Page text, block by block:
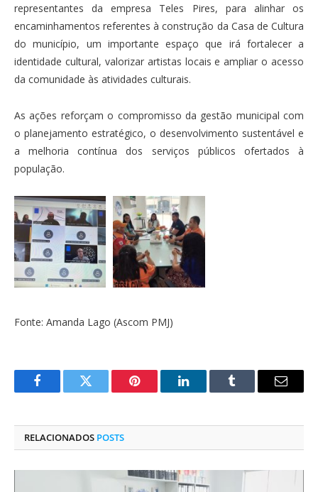
representantes da empresa Teles Pires, para alinhar os
encaminhamentos referentes à construção da Casa de Cultura
do município, um importante espaço que irá fortalecer a
identidade cultural, valorizar artistas locais e ampliar o acesso
da comunidade às atividades culturais.
As ações reforçam o compromisso da gestão municipal com
o planejamento estratégico, o desenvolvimento sustentável e
a melhoria contínua dos serviços públicos ofertados à
população.
Fonte: Amanda Lago (Ascom PMJ)
FacebookTwitter Pinterest O
Tumblr
E-
RELACIONADOS POSTS